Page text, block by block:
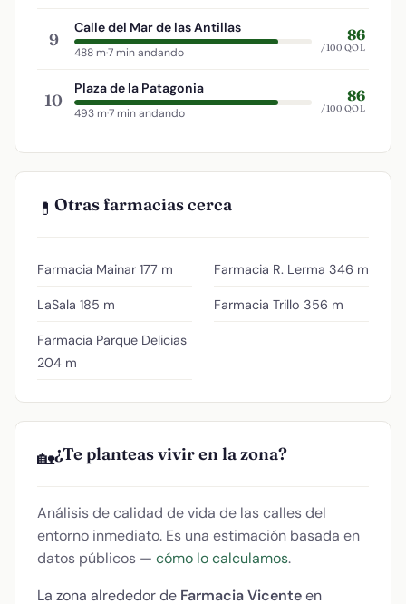
9
Calle del Mar de las Antillas
488 m·7 min andando
86
/100 QOL
10
Plaza de la Patagonia
493 m·7 min andando
86
/100 QOL
💊 Otras farmacias cerca
Farmacia Mainar 177 m
LaSala 185 m
Farmacia Parque Delicias
204 m
Farmacia R. Lerma 346 m
Farmacia Trillo 356 m
🏡¿Te planteas vivir en la zona?
Análisis de calidad de vida de las calles del
entorno inmediato. Es una estimación basada en
datos públicos — cómo lo calculamos.
La zona alrededor de Farmacia Vicenteen